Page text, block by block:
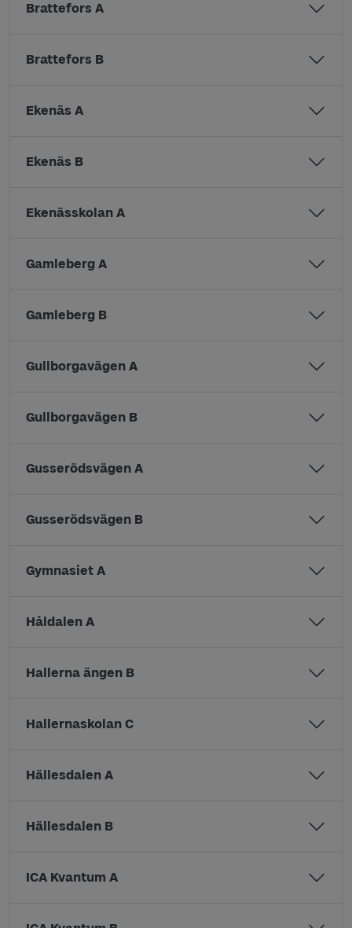
Brattefors A
Brattefors B
Ekenäs A
Ekenäs B
Ekenässkolan A
Gamleberg A
Gamleberg B
Gullborgavägen A
Gullborgavägen B
Gusserödsvägen A
Gusserödsvägen B
Gymnasiet A
Håldalen A
Hallerna ängen B
Hallernaskolan C
Hällesdalen A
Hällesdalen B
ICA Kvantum A